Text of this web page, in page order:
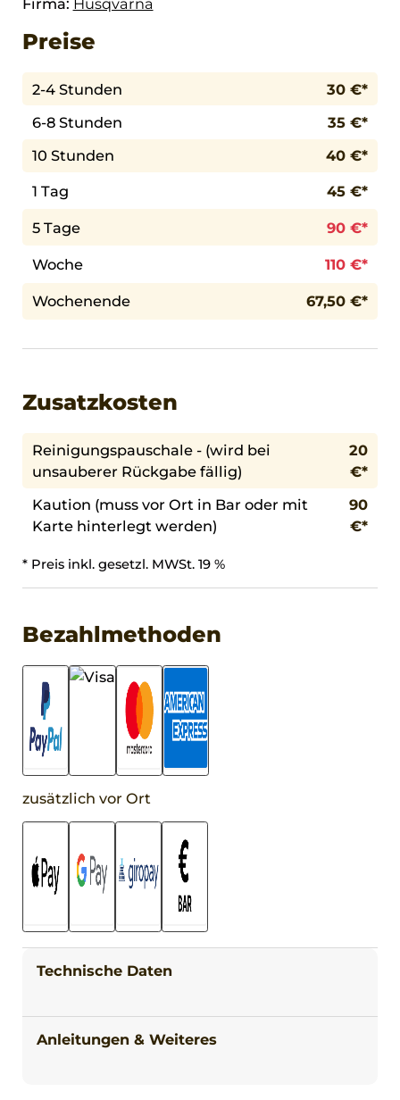
Preise
2-4 Stunden
30 €*
6-8 Stunden
35 €*
10 Stunden
40 €*
1 Tag
45 €*
5 Tage 90 €*
Woche 110 €*
Wochenende 67,50 €*
Zusatzkosten
Reinigungspauschale - (wird bei
unsauberer Rückgabe fällig)
20
€*
Kaution (muss vor Ort in Bar oder mit
Karte hinterlegt werden)
90
€*
* Preis inkl. gesetzl. MWSt. 19 %
Bezahlmethoden
zusätzlich vor Ort
Technische Daten
Anleitungen & Weiteres